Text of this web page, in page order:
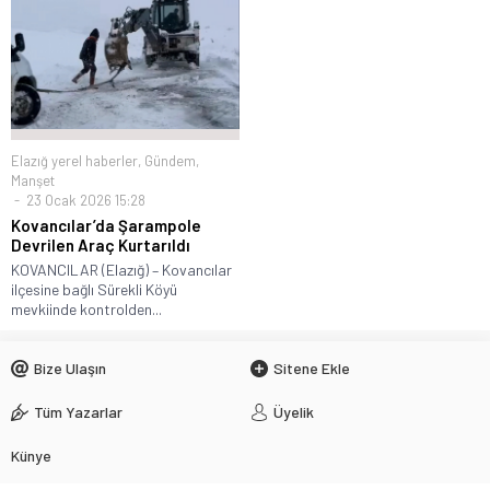
Elazığ yerel haberler, Gündem,
Manşet
23 Ocak 2026 15:28
Kovancılar’da Şarampole
Devrilen Araç Kurtarıldı
KOVANCILAR (Elazığ) – Kovancılar
ilçesine bağlı Sürekli Köyü
mevkiinde kontrolden...
Bize Ulaşın Sitene Ekle
Tüm Yazarlar Üyelik
Künye